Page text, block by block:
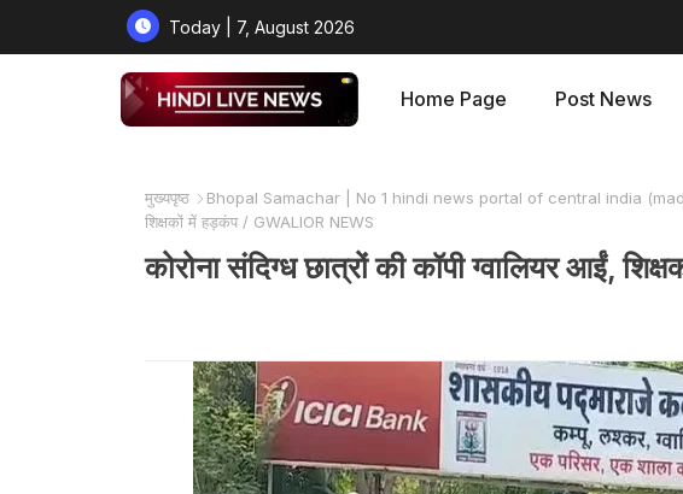
Today | 7, August 2026
Home Page Post News
मुख्यपृष्ठ Bhopal Samachar | No 1 hindi news portal of central india
शिक्षकों में हड़कंप / GWALIOR NEWS
कोरोना संदिग्ध छात्रों की कॉपी ग्वालियर आईं,